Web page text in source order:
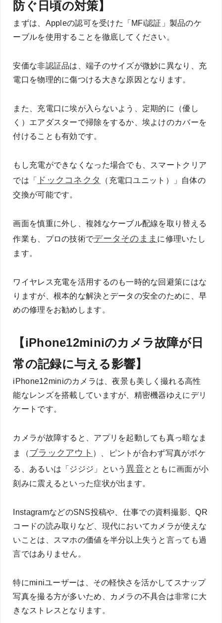
防ぐ日頃の対策】
まずは、Appleの認可を受けた「MFi認証」製品のケ
ーブルを使用することを徹底してください。
安価な非認証品は、端子のサイズが微妙に異なり、充
電口を物理的に傷つける大きな原因となります。
また、充電口に埃が入らないよう、定期的に（優し
く）エアダスターで掃除をするか、埃よけのカバーを
付けることも有効です。
もし充電ができなくなった場合でも、スマートクリア
では「
ドックコネクタ
（充電口ユニット）」自体の
交換が可能です。
画面を慎重に外し、複雑なケーブル配線を取り替える
作業も、プロの技術でデータそのまま に修理いたし
ます。
ワイヤレス充電を活用するのも一時的な回避策にはな
りますが、根本的な解決とデータの安全のために、早
めの修理をお勧めします。
【iPhone12miniのカメラ故障が日
常の記録に与える影響】
iPhone12miniのカメラは、夜景も美しく撮れる高性
能なレンズを搭載していますが、精密機器ゆえにデリ
ケートです。
カメラが故障すると、アプリを起動しても真っ暗なま
ま（ブラックアウト ）、ピントが合わず写真がボケ
る、あるいは「ジジジ」という異音とともに画面が小
刻みに震えるといった症状が出ます。
InstagramなどのSNS投稿や、仕事での資料撮影、QR
コードの読み取りなど、現代においてカメラが使えな
いことは、スマホの価値を半分以上失うと言っても過
言ではありません。
特にminiユーザーは、その軽快さを活かしてスナップ
写真を撮る方が多いため、カメラの不具合は非常に大
きなストレスとなります。